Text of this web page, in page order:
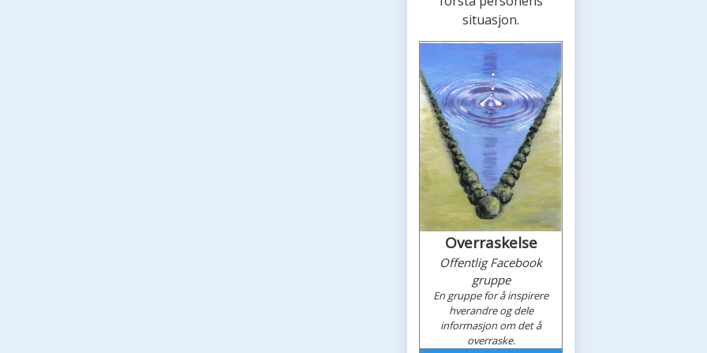
situasjon.
Overraskelse
Offentlig Facebook
gruppe
En gruppe for å inspirere
hverandre og dele
informasjon om det å
overraske.